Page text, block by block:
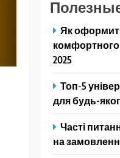
Як
комфортного
2025
Топ-5
для будь-
Часті
на